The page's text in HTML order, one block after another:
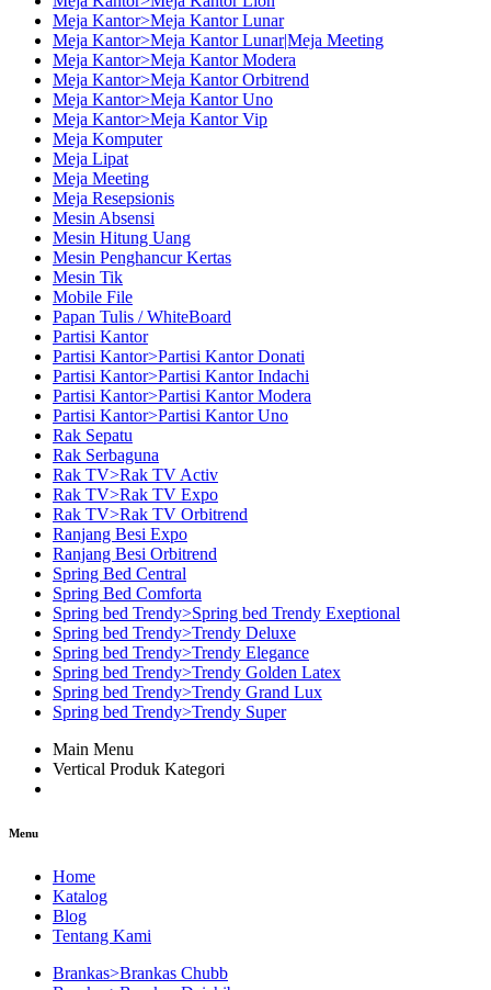
Meja Kantor>Meja Kantor Lunar
Meja Kantor>Meja Kantor Lunar|Meja Meeting
Meja Kantor>Meja Kantor Modera
Meja Kantor>Meja Kantor Orbitrend
Meja Kantor>Meja Kantor Uno
Meja Kantor>Meja Kantor Vip
Meja Komputer
Meja Lipat
Meja Meeting
Meja Resepsionis
Mesin Absensi
Mesin Hitung Uang
Mesin Penghancur Kertas
Mesin Tik
Mobile File
Papan Tulis / WhiteBoard
Partisi Kantor
Partisi Kantor>Partisi Kantor Donati
Partisi Kantor>Partisi Kantor Indachi
Partisi Kantor>Partisi Kantor Modera
Partisi Kantor>Partisi Kantor Uno
Rak Sepatu
Rak Serbaguna
Rak TV>Rak TV Activ
Rak TV>Rak TV Expo
Rak TV>Rak TV Orbitrend
Ranjang Besi Expo
Ranjang Besi Orbitrend
Spring Bed Central
Spring Bed Comforta
Spring bed Trendy>Spring bed Trendy Exeptional
Spring bed Trendy>Trendy Deluxe
Spring bed Trendy>Trendy Elegance
Spring bed Trendy>Trendy Golden Latex
Spring bed Trendy>Trendy Grand Lux
Spring bed Trendy>Trendy Super
Main Menu
Vertical Produk Kategori
Menu
Home
Katalog
Blog
Tentang Kami
Brankas>Brankas Chubb